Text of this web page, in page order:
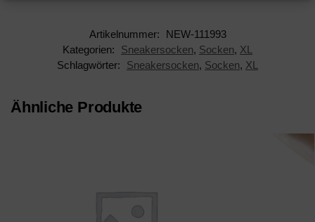
Artikelnummer:
NEW-111993
Kategorien:
Sneakersocken, Socken, XL
Schlagwörter:
Sneakersocken, Socken, XL
Ähnliche Produkte